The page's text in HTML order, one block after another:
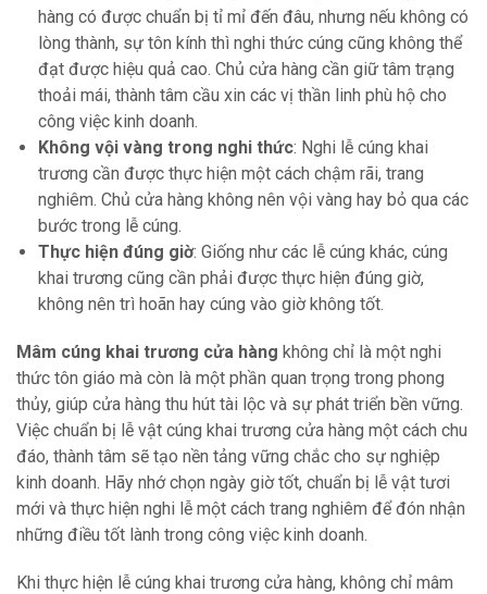
hàng có được chuẩn bị tỉ mỉ đến đâu, nhưng nếu không có
lòng thành, sự tôn kính thì nghi thức cúng cũng không thể
đạt được hiệu quả cao. Chủ cửa hàng cần giữ tâm trạng
thoải mái, thành tâm cầu xin các vị thần linh phù hộ cho
công việc kinh doanh.
Không vội vàng trong nghi thức: Nghi lễ cúng khai
trương cần được thực hiện một cách chậm rãi, trang
nghiêm. Chủ cửa hàng không nên vội vàng hay bỏ qua các
bước trong lễ cúng.
Thực hiện đúng giờ: Giống như các lễ cúng khác, cúng
khai trương cũng cần phải được thực hiện đúng giờ,
không nên trì hoãn hay cúng vào giờ không tốt.
Mâm cúng khai trương cửa hàng không chỉ là một nghi
thức tôn giáo mà còn là một phần quan trọng trong phong
thủy, giúp cửa hàng thu hút tài lộc và sự phát triển bền vững.
Việc chuẩn bị lễ vật cúng khai trương cửa hàng một cách chu
đáo, thành tâm sẽ tạo nền tảng vững chắc cho sự nghiệp
kinh doanh. Hãy nhớ chọn ngày giờ tốt, chuẩn bị lễ vật tươi
mới và thực hiện nghi lễ một cách trang nghiêm để đón nhận
những điều tốt lành trong công việc kinh doanh.
Khi thực hiện lễ cúng khai trương cửa hàng, không chỉ mâm